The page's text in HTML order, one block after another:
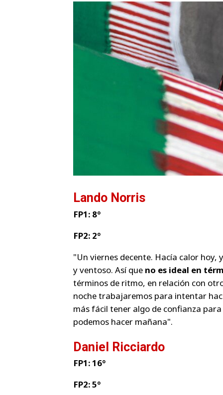
Lando Norris
FP1: 8º
FP2: 2º
"Un viernes decente. Hacía calor hoy,
y ventoso. Así que no es ideal en
términos de ritmo, en relación con
noche trabajaremos para intentar
más fácil tener algo de confianza
podemos hacer mañana".
Daniel Ricciardo
FP1: 16º
FP2: 5º